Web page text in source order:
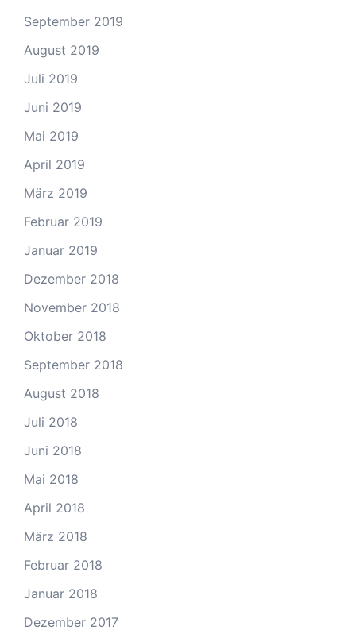
September 2019
August 2019
Juli 2019
Juni 2019
Mai 2019
April 2019
März 2019
Februar 2019
Januar 2019
Dezember 2018
November 2018
Oktober 2018
September 2018
August 2018
Juli 2018
Juni 2018
Mai 2018
April 2018
März 2018
Februar 2018
Januar 2018
Dezember 2017